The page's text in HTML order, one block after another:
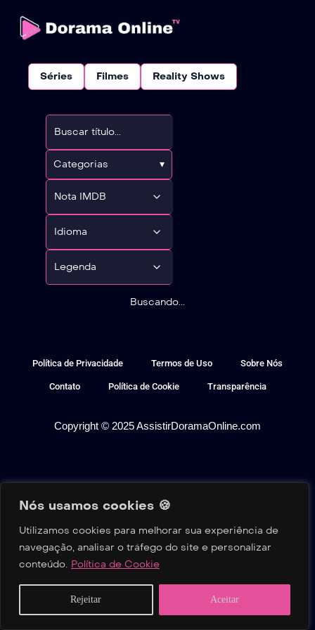
Nós usamos cookies 🍪
Utilizamos cookies para melhorar sua experiência de
navegação, analisar o tráfego do site e personalizar
conteúdo. Política de Cookie
Rejeitar Aceitar
Séries Filmes Reality Shows
Categorias ▾
Buscando...
Política de Privacidade Termos de Uso Sobre Nós
Contato Política de Cookie Transparência
Copyright © 2025 AssistirDoramaOnline.com
Buscar Filmes